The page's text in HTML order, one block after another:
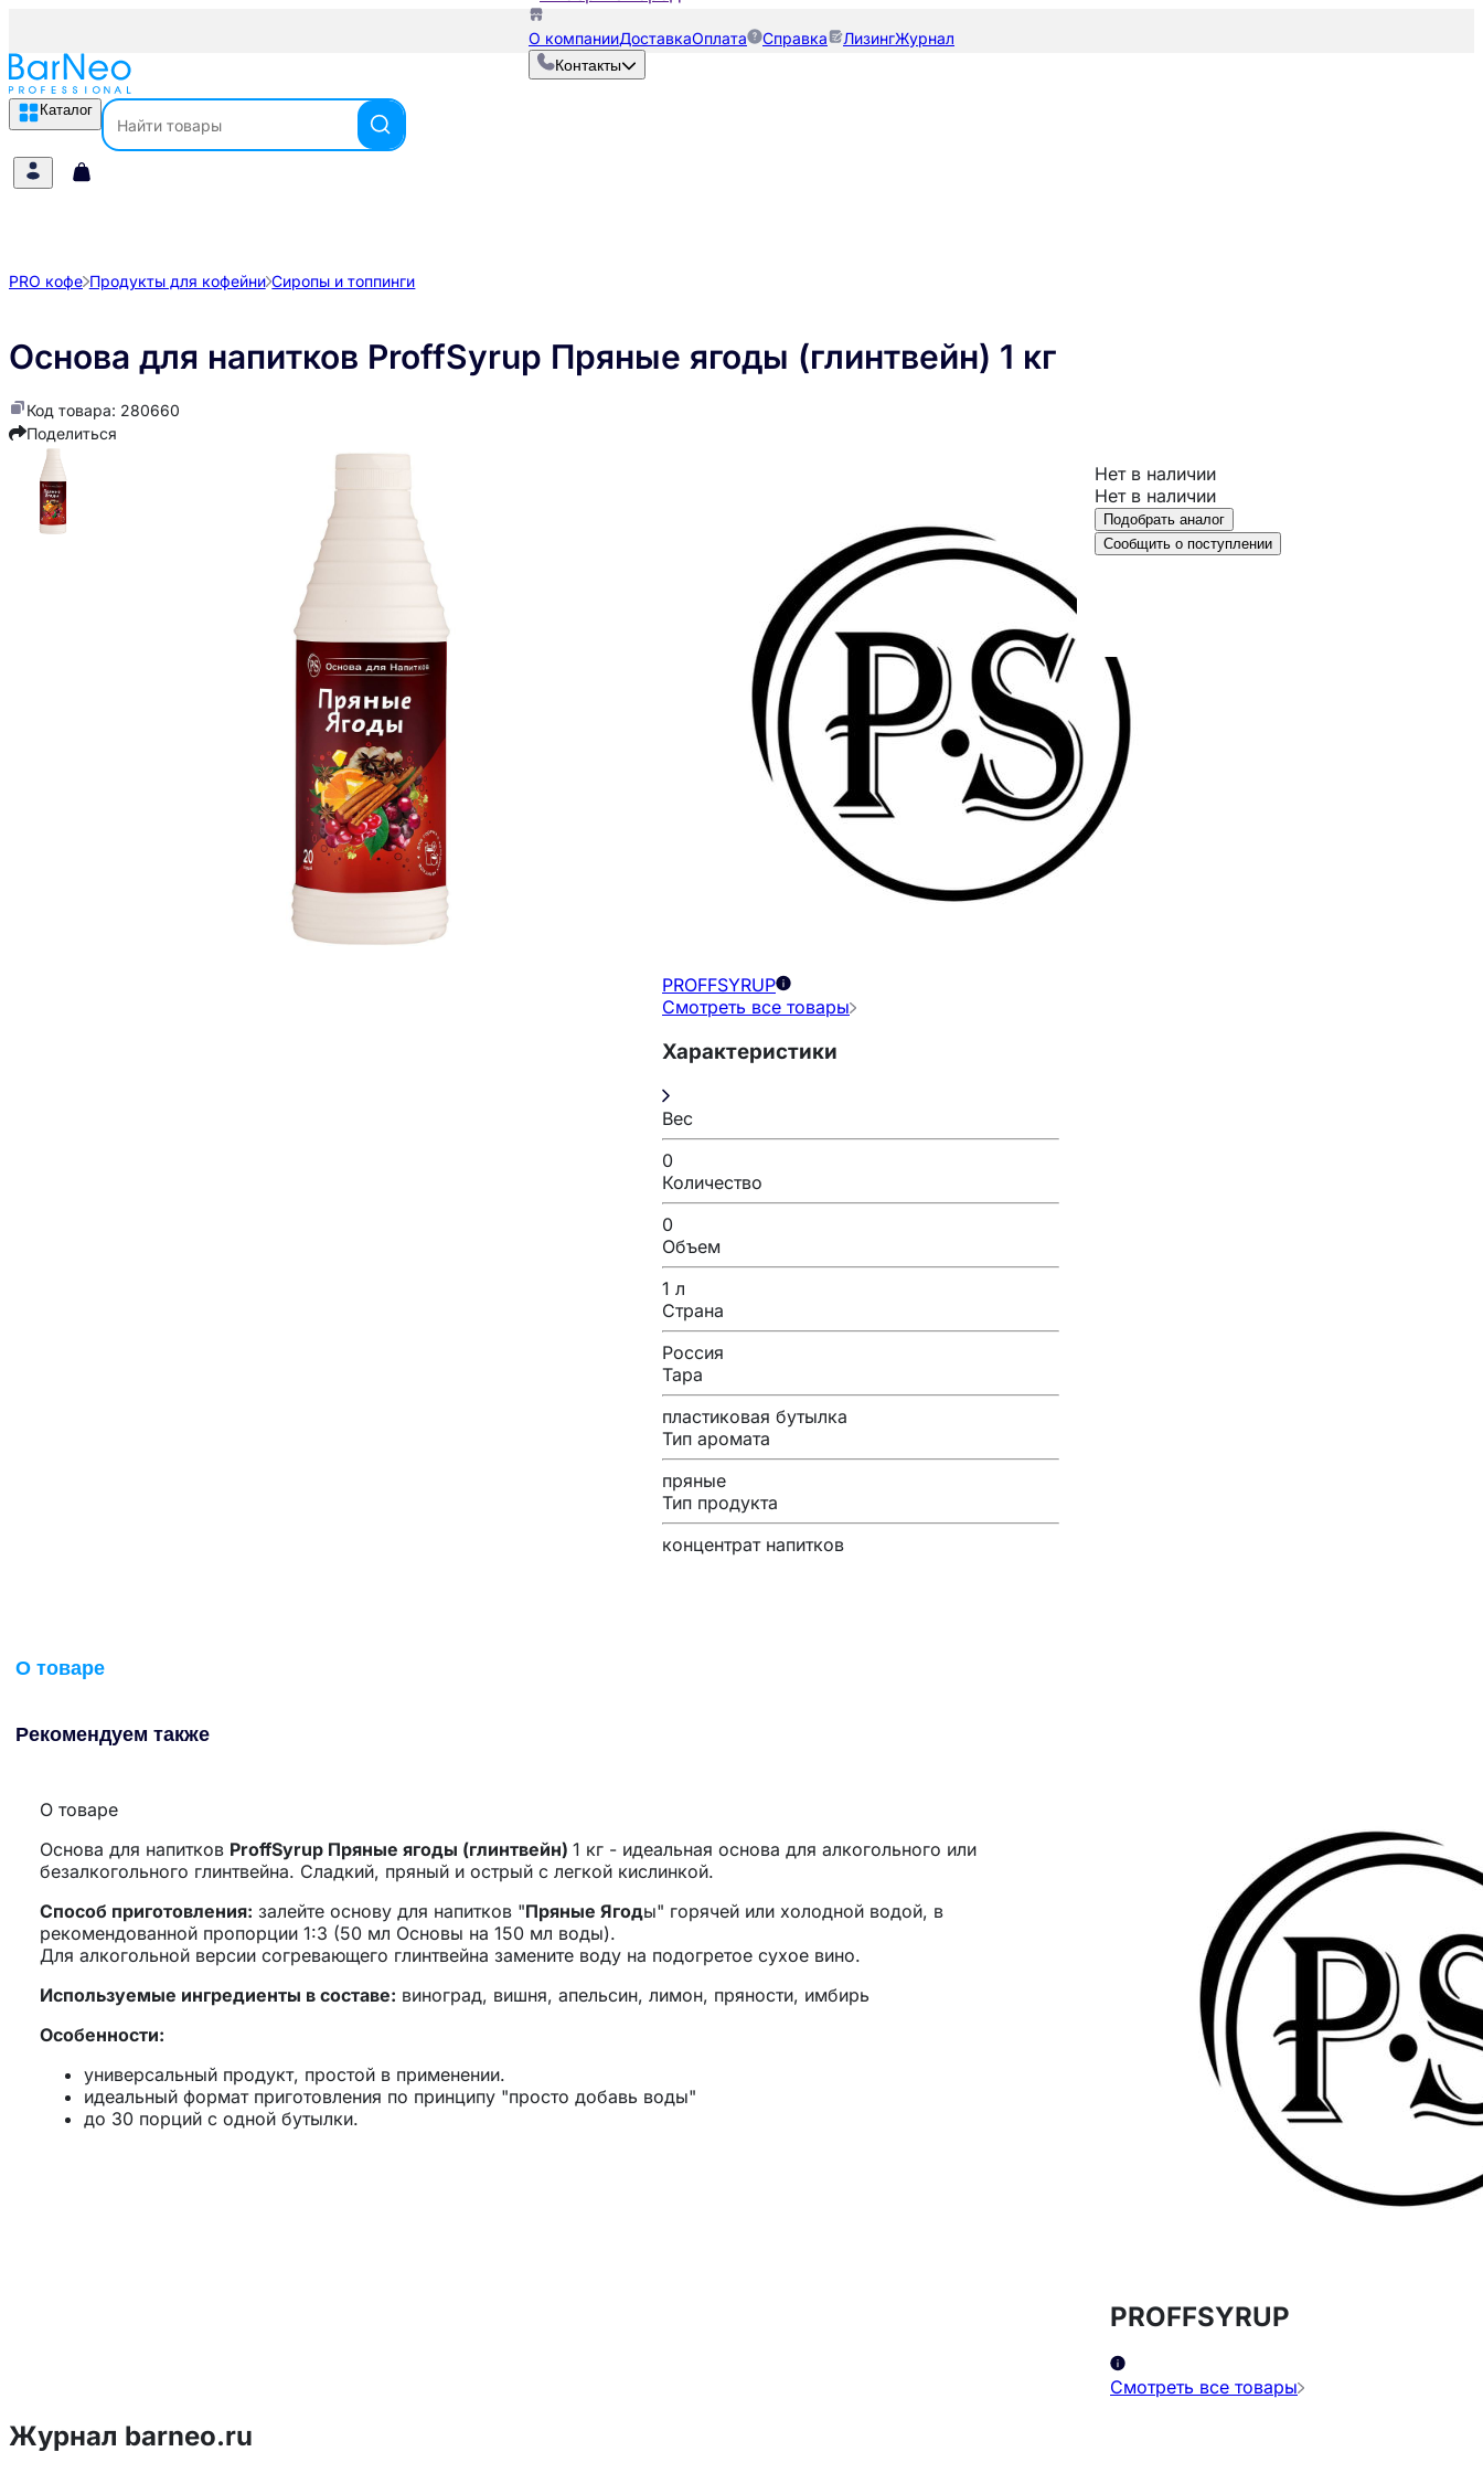
О компанииДоставкаОплата Справка ЛизингЖурнал
Контакты
Каталог
PRO кофе Продукты для кофейни Сиропы и топпинги
Основа для напитков ProffSyrup Пряные ягоды (глинтвейн) 1 кг
Код товара: 280660
Поделиться
PROFFSYRUP
Смотреть все товары
Характеристики
Вес
0
Количество
0
Объем
1 л
Страна
Россия
Тара
пластиковая бутылка
Тип аромата
пряные
Тип продукта
концентрат напитков
Нет в наличии
Нет в наличии
Подобрать аналог
Сообщить о поступлении
О товаре
Рекомендуем также
О товаре
Основа для напитков ProffSyrup Пряные ягоды (глинтвейн) 1 кг - идеальная основа для алкогольного или
безалкогольного глинтвейна. Сладкий, пряный и острый с легкой кислинкой.
Способ приготовления: залейте основу для напитков "Пряные Ягоды" горячей или холодной водой, в
рекомендованной пропорции 1:3 (50 мл Основы на 150 мл воды).
Для алкогольной версии согревающего глинтвейна замените воду на подогретое сухое вино.
Используемые ингредиенты в составе: виноград, вишня, апельсин, лимон, пряности, имбирь
Особенности:
универсальный продукт, простой в применении.
идеальный формат приготовления по принципу "просто добавь воды"
до 30 порций с одной бутылки.
PROFFSYRUP
Смотреть все товары
Журнал barneo.ru